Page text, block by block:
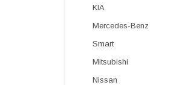
KIA
Mercedes-Benz
Smart
Mitsubishi
Nissan